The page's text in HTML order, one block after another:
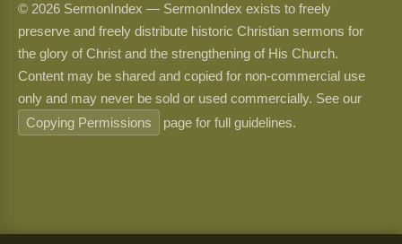
© 2026 SermonIndex — SermonIndex exists to freely
preserve and freely distribute historic Christian sermons for
the glory of Christ and the strengthening of His Church.
Content may be shared and copied for non-commercial use
only and may never be sold or used commercially. See our
Copying Permissions
page for full guidelines.